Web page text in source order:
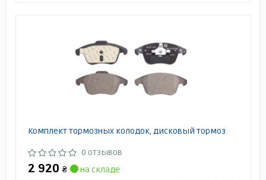
Комплект тормозных колодок, дисковый тормоз
0 отзывов
2 920 ₴
на складе